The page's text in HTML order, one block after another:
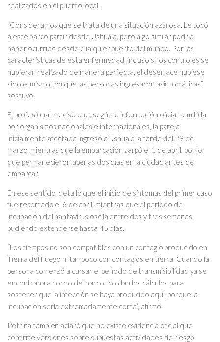
realizados en el puerto local.
“Consideramos que se trata de una situación azarosa. Le tocó
a este barco partir desde Ushuaia, pero algo similar podría
haber ocurrido desde cualquier puerto del mundo. Por las
características de esta enfermedad, incluso si los controles se
hubieran realizado de manera perfecta, el desenlace hubiese
sido el mismo, porque las personas ingresaron asintomáticas”,
sostuvo.
El profesional precisó que, según la información oficial remitida
por organismos nacionales e internacionales, la pareja
inicialmente afectada ingresó a Ushuaia la tarde del 29 de
marzo, mientras que la embarcación zarpó el 1 de abril, por lo
que permanecieron apenas dos días en la ciudad antes de
embarcar.
En ese sentido, detalló que el inicio de síntomas del primer caso
fue reportado el 6 de abril, mientras que el período de
incubación del hantavirus oscila entre dos y tres semanas,
pudiendo extenderse hasta 45 días.
“Los tiempos no son compatibles con un contagio producido en
Tierra del Fuego ni tampoco con contagios en tierra. Cuando la
persona comenzó a cursar el período de transmisibilidad ya se
encontraba a bordo del barco. No dan los cálculos para
sostener que la infección se haya producido aquí, porque la
incubación sería extremadamente corta”, afirmó.
Petrina también aclaró que no existe evidencia oficial que
confirme versiones sobre supuestas actividades de riesgo